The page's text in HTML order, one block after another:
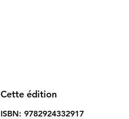
Cette édition
ISBN: 9782924332917